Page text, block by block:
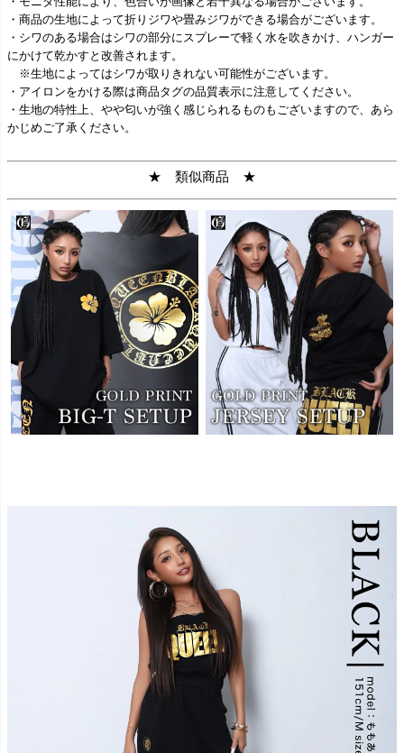
・商品の生地によって折りジワや畳みジワができる場合がございます。
・シワのある場合はシワの部分にスプレーで軽く水を吹きかけ、ハンガー
にかけて乾かすと改善されます。
※生地によってはシワが取りきれない可能性がございます。
・アイロンをかける際は商品タグの品質表示に注意してください。
・生地の特性上、やや匂いが強く感じられるものもございますので、あら
かじめご了承ください。
★ 類似商品 ★